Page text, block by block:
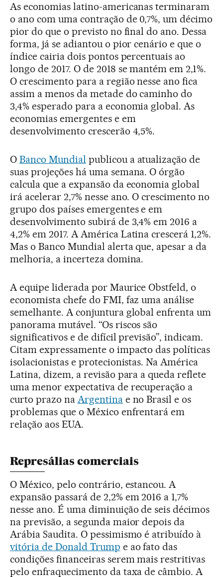
As economias latino-americanas terminaram
o ano com uma contração de 0,7%, um décimo
pior do que o previsto no final do ano. Dessa
forma, já se adiantou o pior cenário e que o
índice cairia dois pontos percentuais ao
longo de 2017. O de 2018 se mantém em 2,1%.
O crescimento para a região nesse ano fica
assim a menos da metade do caminho do
3,4% esperado para a economia global. As
economias emergentes e em
desenvolvimento crescerão 4,5%.
O Banco Mundial publicou a atualização de
suas projeções há uma semana. O órgão
calcula que a expansão da economia global
irá acelerar 2,7% nesse ano. O crescimento no
grupo dos países emergentes e em
desenvolvimento subirá de 3,4% em 2016 a
4,2% em 2017. A América Latina crescerá 1,2%.
Mas o Banco Mundial alerta que, apesar a da
melhoria, a incerteza domina.
A equipe liderada por Maurice Obstfeld, o
economista chefe do FMI, faz uma análise
semelhante. A conjuntura global enfrenta um
panorama mutável. “Os riscos são
significativos e de difícil previsão”, indicam.
Citam expressamente o impacto das políticas
isolacionistas e protecionistas. Na América
Latina, dizem, a revisão para a queda reflete
uma menor expectativa de recuperação a
curto prazo na Argentinae no Brasil e os
problemas que o México enfrentará em
relação aos EUA.
Represálias comerciais
O México, pelo contrário, estancou. A
expansão passará de 2,2% em 2016 a 1,7%
nesse ano. É uma diminuição de seis décimos
na previsão, a segunda maior depois da
Arábia Saudita. O pessimismo é atribuído à
vitória de Donald Trump e ao fato das
condições financeiras serem mais restritivas
pelo enfraquecimento da taxa de câmbio. A